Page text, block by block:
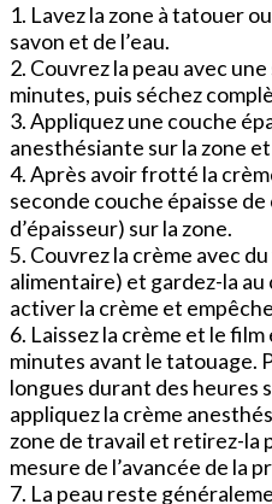
1. Lavez la zone à tatouer
savon et de l’eau.
2. Couvrez la peau avec
minutes, puis séchez
3. Appliquez une couche
anesthésiante sur la zone
4. Après avoir frotté la
seconde couche épaisse de
d’épaisseur) sur la zone.
5. Couvrez la crème avec
alimentaire) et gardez-la au
activer la crème et
6. Laissez la crème et le
minutes avant le tatouage.
longues durant des heures
appliquez la crème
zone de travail et retirez-la
mesure de l’avancée de la
7. La peau reste